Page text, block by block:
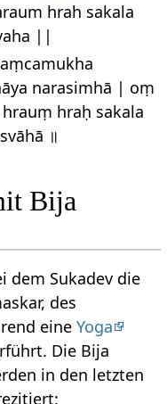
hrah sakala
||
narasimhā | oṃ
hraḥ sakala
॥
Bija
dem Sukadev die
des
eineYoga
Die Bija
in den letzten